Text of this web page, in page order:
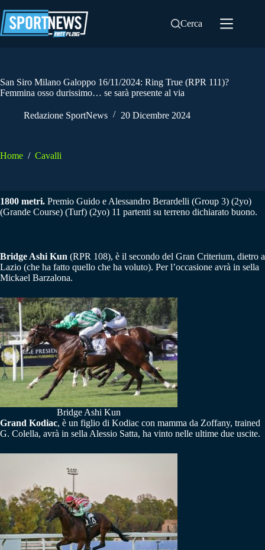
al
contenuto
Cerca
San Siro Milano Galoppo 16/11/2024: Ring True (RPR 111)?
Femmina osso durissimo… se sarà presente al via
Redazione SportNews 20 Dicembre 2024
Home / Cavalli
1800 metri. Premio Guido e Alessandro Berardelli (Group 3) (2yo)
(Grande Course) (Turf) (2yo) 11 partenti su terreno dichiarato buono.
Bridge Ashi Kun (RPR 108), è il secondo del Gran Criterium, dietro a
Lazio (che ha fatto quello che ha voluto). Per l’occasione avrà in sella
Mickael Barzalona.
Bridge Ashi Kun
Grand Kodiac, è un figlio di Kodiac con mamma da Zoffany, trained
G. Colella, avrà in sella Alessio Satta, ha vinto nelle ultime due uscite.